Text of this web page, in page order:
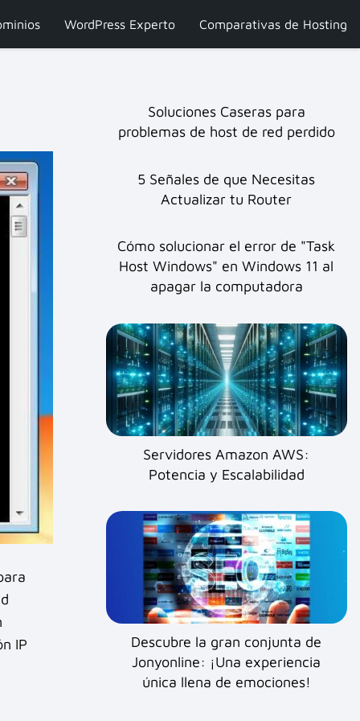
WordPress Experto Comparativas de Hosting
IP
Soluciones Caseras para
problemas de host de red perdido
5 Señales de que Necesitas
Actualizar tu Router
Cómo solucionar el error de "Task
Host Windows" en Windows 11 al
apagar la computadora
Servidores Amazon AWS:
Potencia y Escalabilidad
Descubre la gran conjunta de
Jonyonline: ¡Una experiencia
única llena de emociones!